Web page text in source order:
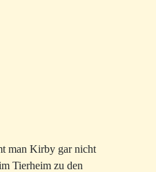
man Kirby gar nicht
Tierheim zu den